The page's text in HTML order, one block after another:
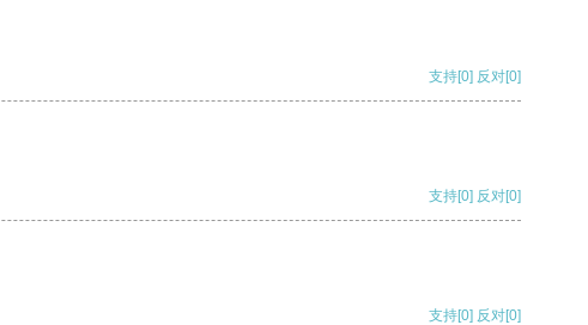
支持[0] 反对[0]
支持[0] 反对[0]
支持[0] 反对[0]